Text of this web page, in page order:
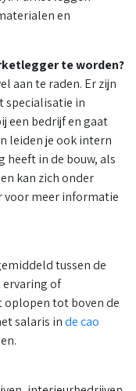
en
te worden?
aan te raden. Er zijn
specialisatie in
een bedrijf en gaat
leiden je ook intern
heeft in de bouw, als
kan zich onder
voor meer informatie
tussen de
ervaring of
tot boven de
salaris inde cao